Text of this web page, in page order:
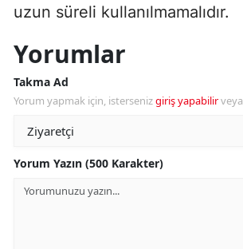
uzun süreli kullanılmamalıdır.
Yorumlar
Takma Ad
Yorum yapmak için, istersenizgiriş yapabilirveya
Yorum Yazın (500 Karakter)